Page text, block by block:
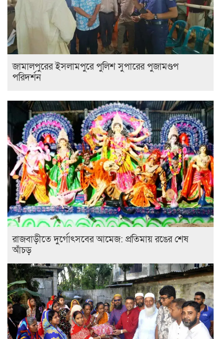
জামালপুরের ইসলামপুরে পুলিশ সুপারের পুজামণ্ডপ
পরিদর্শন
রাজবাড়ীতে দুর্গোৎসবের আমেজ: প্রতিমায় রঙের শেষ
আঁচড়